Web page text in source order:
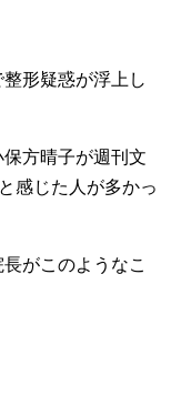
形疑惑が浮上し
方晴子が週刊文
感じた人が多かっ
がこのようなこ